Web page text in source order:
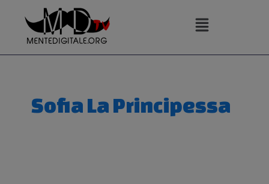
contenuto
Sofia La Principessa